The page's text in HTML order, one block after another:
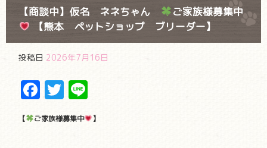
【商談中】仮名 ネネちゃん
ご家族様募集中
【熊本 ペットショップ ブリーダー】
投稿日 2026年7月16日
Facebook
Twitter
【 ご家族様募集中 】